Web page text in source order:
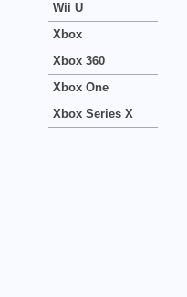
Wii U
Xbox
Xbox 360
Xbox One
Xbox Series X